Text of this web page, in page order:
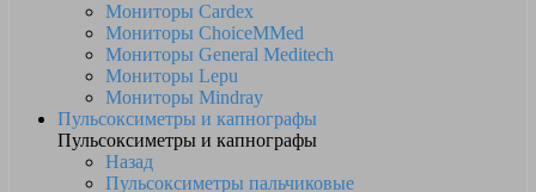
Мониторы Cardex
Мониторы ChoiceMMed
Мониторы General Meditech
Мониторы Lepu
Мониторы Mindray
Пульсоксиметры и капнографы
Пульсоксиметры и капнографы
Назад
Пульсоксиметры пальчиковые